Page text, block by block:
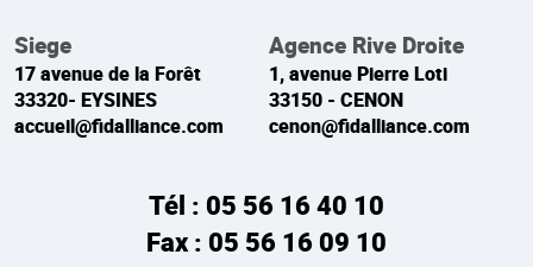
Siege
17 avenue de la Forêt
33320- EYSINES
accueil@fidalliance.com
Agence Rive Droite
1, avenue Pierre Loti
33150 - CENON
cenon@fidalliance.com
Tél : 05 56 16 40 10
Fax : 05 56 16 09 10